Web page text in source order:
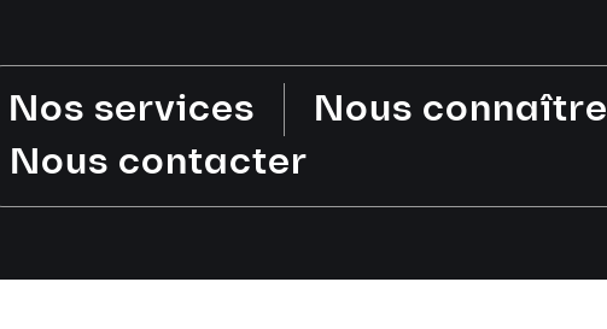
Nos services Nous connaître
Nous contacter